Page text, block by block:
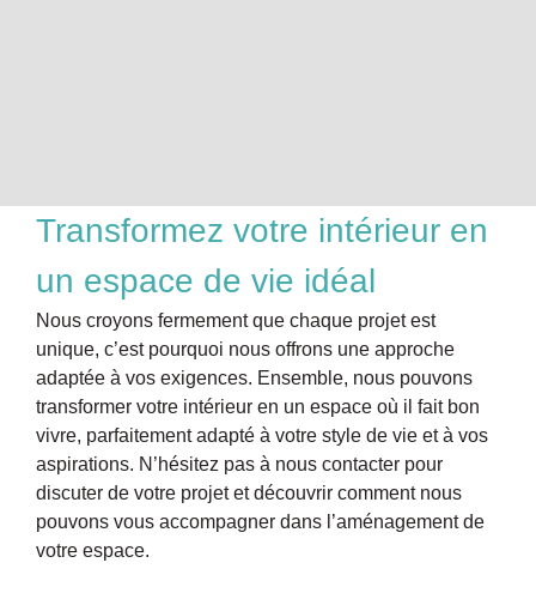
Transformez votre intérieur en
un espace de vie idéal
Nous croyons fermement que chaque projet est
unique, c’est pourquoi nous offrons une approche
adaptée à vos exigences. Ensemble, nous pouvons
transformer votre intérieur en un espace où il fait bon
vivre, parfaitement adapté à votre style de vie et à vos
aspirations. N’hésitez pas à nous contacter pour
discuter de votre projet et découvrir comment nous
pouvons vous accompagner dans l’aménagement de
votre espace.